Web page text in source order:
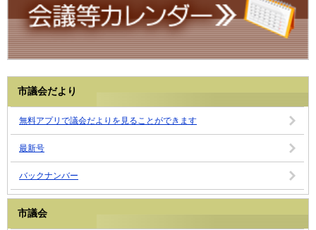
市議会だより
無料アプリで議会だよりを見ることができます
最新号
バックナンバー
市議会